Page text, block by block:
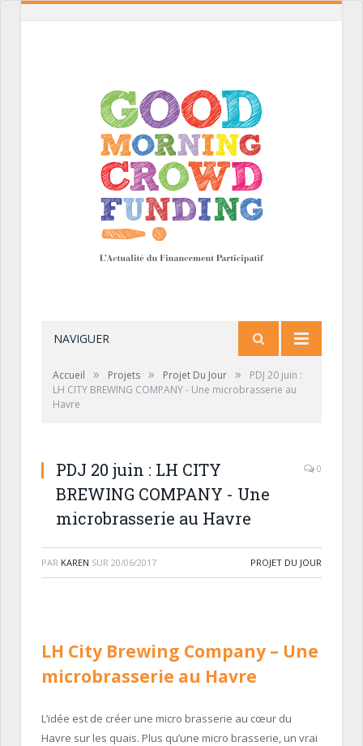
NAVIGUER
Accueil » Projets » Projet Du Jour »
PDJ 20 juin :
LH CITY BREWING COMPANY - Une microbrasserie au
Havre
PDJ 20 juin : LH CITY
BREWING COMPANY - Une
microbrasserie au Havre
0
PAR KAREN SUR 20/06/2017 PROJET DU JOUR
LH City Brewing Company – Une
microbrasserie au Havre
L’idée est de créer une micro brasserie au cœur du
Havre sur les quais. Plus qu’une micro brasserie, un vrai